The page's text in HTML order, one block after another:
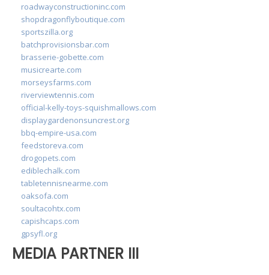
roadwayconstructioninc.com
shopdragonflyboutique.com
sportszilla.org
batchprovisionsbar.com
brasserie-gobette.com
musicrearte.com
morseysfarms.com
riverviewtennis.com
official-kelly-toys-squishmallows.com
displaygardenonsuncrest.org
bbq-empire-usa.com
feedstoreva.com
drogopets.com
ediblechalk.com
tabletennisnearme.com
oaksofa.com
soultacohtx.com
capishcaps.com
gpsyfl.org
MEDIA PARTNER III